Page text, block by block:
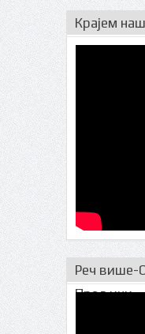
Крајем
Реч више-
Прељини